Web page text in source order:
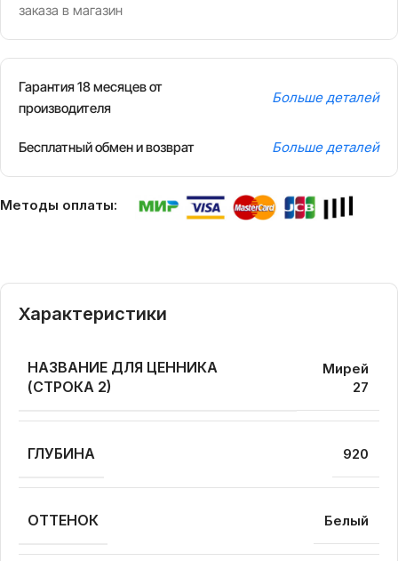
заказа в магазин
Гарантия 18 месяцев от
производителя
Больше деталей
Бесплатный обмен и возврат Больше деталей
Методы оплаты:
Характеристики
НАЗВАНИЕ ДЛЯ ЦЕННИКА
(СТРОКА 2)
Мирей
27
ГЛУБИНА 920
ОТТЕНОК Белый